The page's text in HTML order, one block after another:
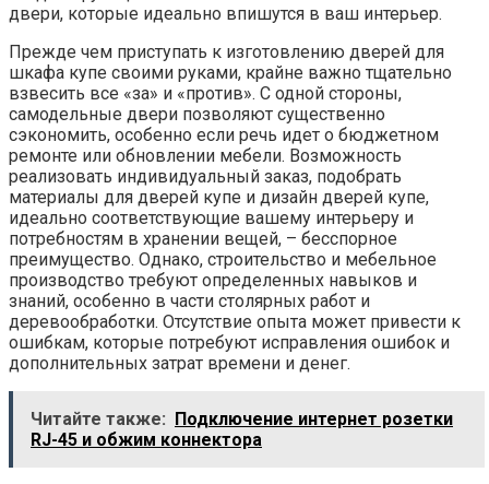
двери, которые идеально впишутся в ваш интерьер.
Прежде чем приступать к изготовлению дверей для
шкафа купе своими руками, крайне важно тщательно
взвесить все «за» и «против». С одной стороны,
самодельные двери позволяют существенно
сэкономить, особенно если речь идет о бюджетном
ремонте или обновлении мебели. Возможность
реализовать индивидуальный заказ, подобрать
материалы для дверей купе и дизайн дверей купе,
идеально соответствующие вашему интерьеру и
потребностям в хранении вещей, – бесспорное
преимущество. Однако, строительство и мебельное
производство требуют определенных навыков и
знаний, особенно в части столярных работ и
деревообработки. Отсутствие опыта может привести к
ошибкам, которые потребуют исправления ошибок и
дополнительных затрат времени и денег.
Читайте также:
Подключение интернет розетки
RJ-45 и обжим коннектора